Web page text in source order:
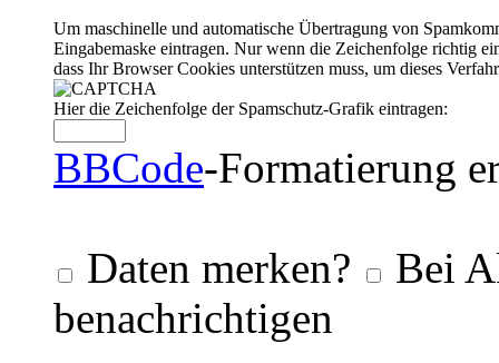
Um maschinelle und automatische Übertragung von
Eingabemaske eintragen. Nur wenn die Zeichenfolge richtig
dass Ihr Browser Cookies unterstützen muss, um dieses
Hier die Zeichenfolge der Spamschutz-Grafik eintragen:
BBCode-Formatierung
Daten merken?
Bei
benachrichtigen